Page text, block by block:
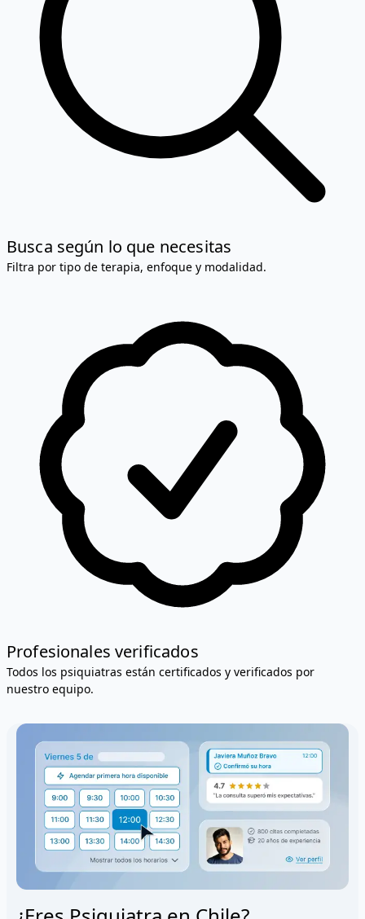
Busca según lo que necesitas
Filtra por tipo de terapia, enfoque y modalidad.
Profesionales verificados
Todos los psiquiatras están certificados y verificados por
nuestro equipo.